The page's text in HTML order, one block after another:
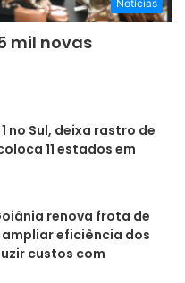
Notícias
mil novas
no Sul, deixa rastro de
11 estados em
renova frota de
eficiência dos
custos com